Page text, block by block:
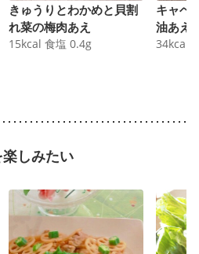
きゅうりとわかめと貝割
れ菜の梅肉あえ
15kcal 食塩 0.4g
キャベ
油あえ
34kcal
しみたい